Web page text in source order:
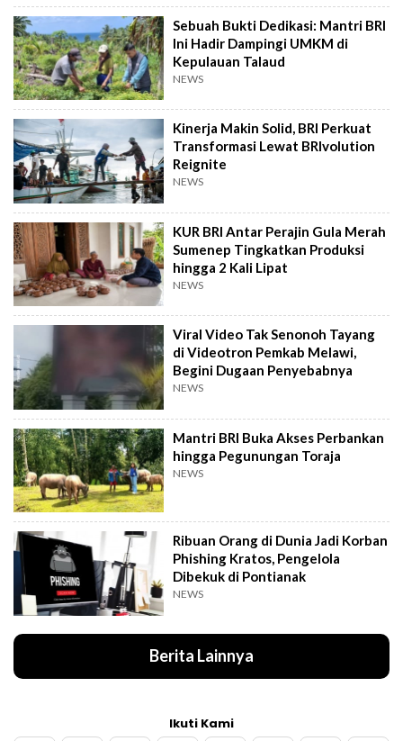
Sebuah Bukti Dedikasi: Mantri BRI
Ini Hadir Dampingi UMKM di
Kepulauan Talaud
NEWS
Kinerja Makin Solid, BRI Perkuat
Transformasi Lewat BRIvolution
Reignite
NEWS
KUR BRI Antar Perajin Gula Merah
Sumenep Tingkatkan Produksi
hingga 2 Kali Lipat
NEWS
Viral Video Tak Senonoh Tayang
di Videotron Pemkab Melawi,
Begini Dugaan Penyebabnya
NEWS
Mantri BRI Buka Akses Perbankan
hingga Pegunungan Toraja
NEWS
Ribuan Orang di Dunia Jadi Korban
Phishing Kratos, Pengelola
Dibekuk di Pontianak
NEWS
Berita Lainnya
Ikuti Kami